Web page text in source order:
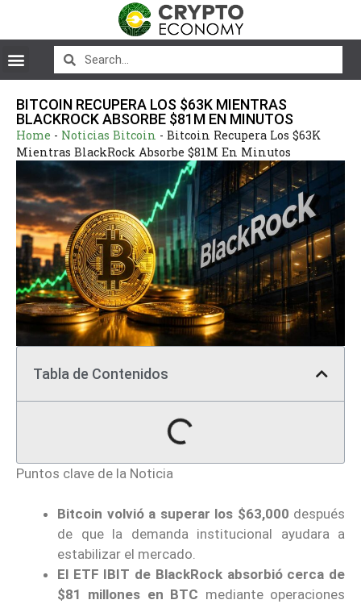
BITCOIN RECUPERA LOS $63K MIENTRAS
BLACKROCK ABSORBE $81M EN MINUTOS
Home - Noticias Bitcoin - Bitcoin Recupera Los $63K
Mientras BlackRock Absorbe $81M En Minutos
Tabla de Contenidos
Puntos clave de la Noticia
Bitcoin volvió a superar los $63,000 después
de que la demanda institucional ayudara a
estabilizar el mercado.
El ETF IBIT de BlackRock absorbió cerca de
$81 millones en BTC mediante operaciones